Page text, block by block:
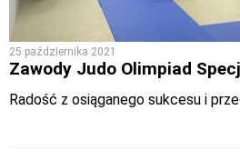
25 października 2021
Zawody Judo Olimpiad
Radość z osiąganego sukcesu i